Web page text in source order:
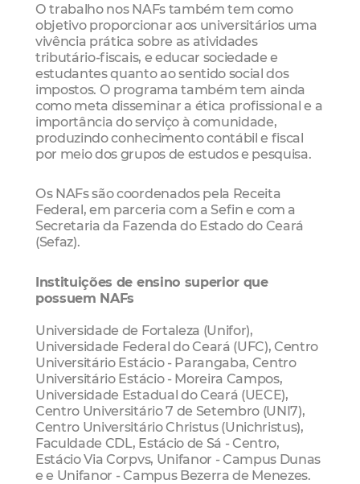
O trabalho nos NAFs também tem como
objetivo proporcionar aos universitários uma
vivência prática sobre as atividades
tributário-fiscais, e educar sociedade e
estudantes quanto ao sentido social dos
impostos. O programa também tem ainda
como meta disseminar a ética profissional e a
importância do serviço à comunidade,
produzindo conhecimento contábil e fiscal
por meio dos grupos de estudos e pesquisa.
Os NAFs são coordenados pela Receita
Federal, em parceria com a Sefin e com a
Secretaria da Fazenda do Estado do Ceará
(Sefaz).
Instituições de ensino superior que
possuem NAFs
Universidade de Fortaleza (Unifor),
Universidade Federal do Ceará (UFC), Centro
Universitário Estácio - Parangaba, Centro
Universitário Estácio - Moreira Campos,
Universidade Estadual do Ceará (UECE),
Centro Universitário 7 de Setembro (UNI7),
Centro Universitário Christus (Unichristus),
Faculdade CDL, Estácio de Sá - Centro,
Estácio Via Corpvs, Unifanor - Campus Dunas
e e Unifanor - Campus Bezerra de Menezes.